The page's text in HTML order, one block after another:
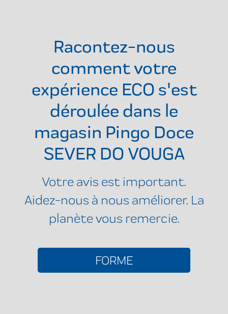
Racontez-nous
comment votre
expérience ECO s'est
déroulée dans le
magasin Pingo Doce
SEVER DO VOUGA
Votre avis est important.
Aidez-nous à nous améliorer. La
planète vous remercie.
FORME